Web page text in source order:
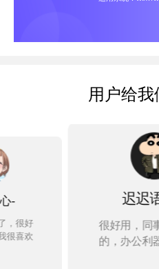
用户给
-
，很好
很喜欢
迟迟
很好用，同
的，办公利